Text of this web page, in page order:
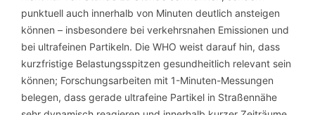
punktuell auch innerhalb von Minuten deutlich ansteigen
können – insbesondere bei verkehrsnahen Emissionen und
bei ultrafeinen Partikeln. Die WHO weist darauf hin, dass
kurzfristige Belastungsspitzen gesundheitlich relevant sein
können; Forschungsarbeiten mit 1-Minuten-Messungen
belegen, dass gerade ultrafeine Partikel in Straßennähe